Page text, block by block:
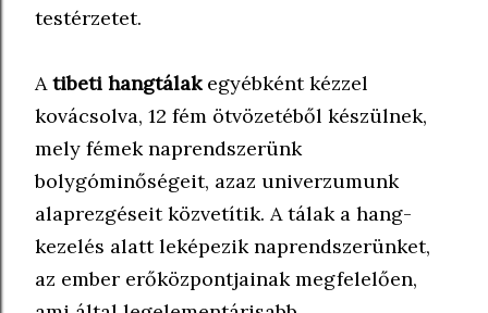
testérzetet.
Atibeti hangtálakegyébként kézzel
kovácsolva, 12 fém ötvözetéből készülnek,
mely fémek naprendszerünk
bolygóminőségeit, azaz univerzumunk
alaprezgéseit közvetítik. A tálak a hang-
kezelés alatt leképezik naprendszerünket,
az ember erőközpontjainak megfelelően,